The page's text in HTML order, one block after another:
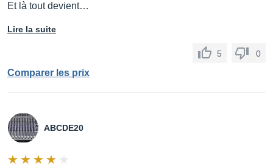
Et là tout devient…
Lire la suite
5 0
Comparer les prix
ABCDE20